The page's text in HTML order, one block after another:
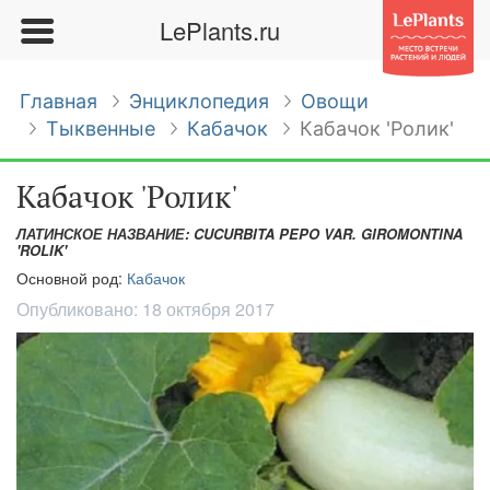
LePlants.ru
Главная Энциклопедия
Овощи
Тыквенные
Кабачок Кабачок 'Ролик'
Кабачок 'Ролик'
ЛАТИНСКОЕ НАЗВАНИЕ: CUCURBITA PEPO VAR. GIROMONTINA
'ROLIK'
Основной род: Кабачок
Опубликовано: 18 октября 2017